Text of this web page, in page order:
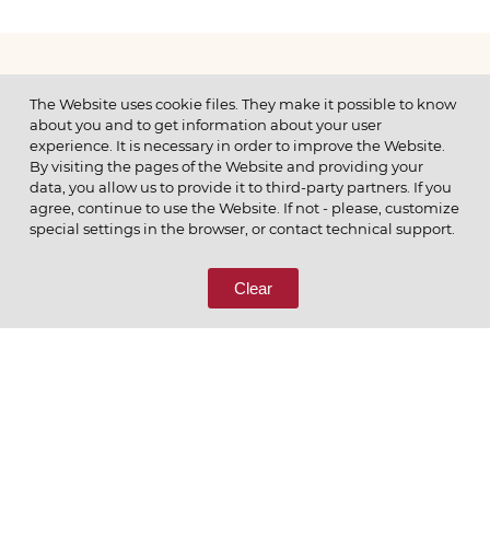
МЕНЮ
© 2026 ОАО
ПОЗВОНИТЕ НАМ
8 (800) 333-65-66
The Website uses cookie files. They make it possible to know
about you and to get information about your user
experience. It is necessary in order to improve the Website.
By visiting the pages of the Website and providing your
data, you allow us to provide it to third-party partners. If you
agree, continue to use the Website. If not - please, customize
special settings in the browser, or contact technical support.
Clear